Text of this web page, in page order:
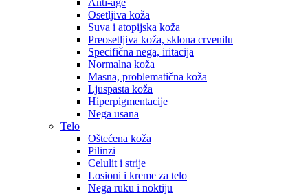
Anti-age
Osetljiva koža
Suva i atopijska koža
Preosetljiva koža, sklona crvenilu
Specifična nega, iritacija
Normalna koža
Masna, problematična koža
Ljuspasta koža
Hiperpigmentacije
Nega usana
Telo
Oštećena koža
Pilinzi
Celulit i strije
Losioni i kreme za telo
Nega ruku i noktiju